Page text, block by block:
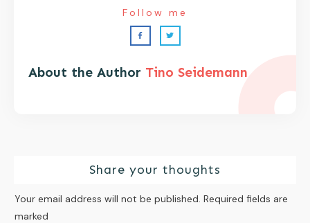
About the Author Tino Seidemann
Follow me
Share your thoughts
Your email address will not be published. Required fields are
marked